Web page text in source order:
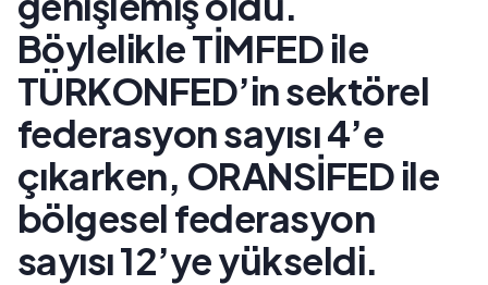
Böylelikle TİMFED ile
TÜRKONFED’in sektörel
federasyon sayısı 4’e
çıkarken, ORANSİFED ile
bölgesel federasyon
sayısı 12’ye yükseldi.